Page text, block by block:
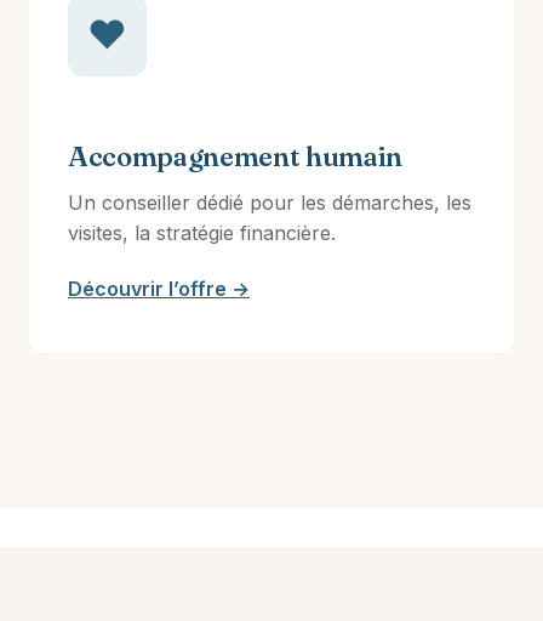
♥
Accompagnement humain
Un conseiller dédié pour les démarches, les
visites, la stratégie financière.
Découvrir l’offre →